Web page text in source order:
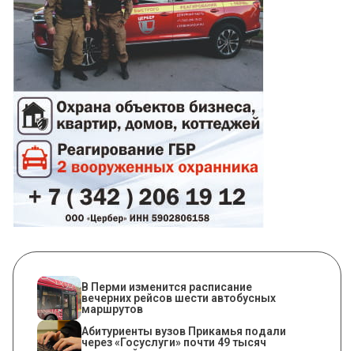
​В Перми изменится расписание
вечерних рейсов шести автобусных
маршрутов
Абитуриенты вузов Прикамья подали
через «Госуслуги» почти 49 тысяч